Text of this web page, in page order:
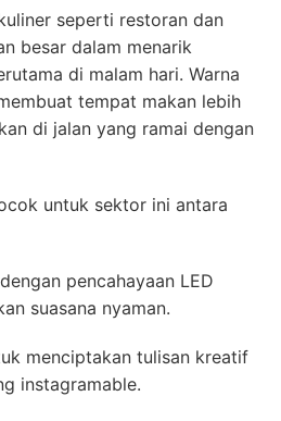
seperti restoran dan
besar dalam menarik
di malam hari. Warna
tempat makan lebih
di jalan yang ramai dengan
untuk sektor ini antara
dengan pencahayaan LED
suasana nyaman.
menciptakan tulisan kreatif
instagramable.